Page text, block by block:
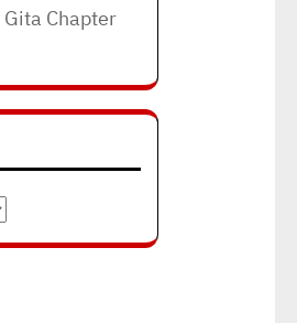
Chapter